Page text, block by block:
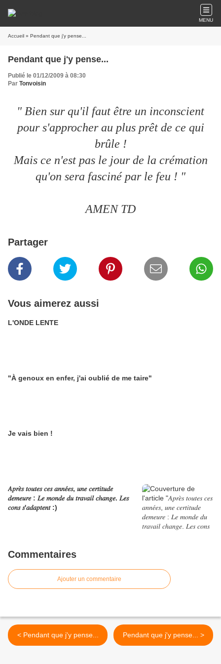
MENU
Accueil » Pendant que j'y pense...
Pendant que j'y pense...
Publié le 01/12/2009 à 08:30
Par Tonvoisin
" Bien sur qu'il faut être un inconscient
pour s'approcher au plus prêt de ce qui
brûle !
Mais ce n'est pas le jour de la crémation
qu'on sera fasciné par le feu ! "
AMEN TD
Partager
Vous aimerez aussi
L'ONDE LENTE
"À genoux en enfer, j'ai oublié de me taire"
Je vais bien !
𝐴𝑝𝑟𝑒̀𝑠 𝑡𝑜𝑢𝑡𝑒𝑠 𝑐𝑒𝑠 𝑎𝑛𝑛𝑒́𝑒𝑠, 𝑢𝑛𝑒 𝑐𝑒𝑟𝑡𝑖𝑡𝑢𝑑𝑒
𝑑𝑒𝑚𝑒𝑢𝑟𝑒 : 𝐿𝑒 𝑚𝑜𝑛𝑑𝑒 𝑑𝑢 𝑡𝑟𝑎𝑣𝑎𝑖𝑙 𝑐ℎ𝑎𝑛𝑔𝑒. 𝐿𝑒𝑠
𝑐𝑜𝑛𝑠 𝑠'𝑎𝑑𝑎𝑝𝑡𝑒𝑛𝑡 :)
Commentaires
Ajouter un commentaire
< Pendant que j'y pense... Pendant que j'y pense... >